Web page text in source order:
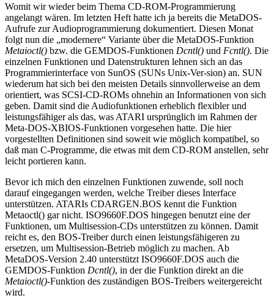
Womit wir wieder beim Thema CD-ROM-Programmierung
angelangt wären. Im letzten Heft hatte ich ja bereits die MetaDOS-
Aufrufe zur Audioprogrammierung dokumentiert. Diesen Monat
folgt nun die „modernere“ Variante über die MetaDOS-Funktion
Metaioctl() bzw. die GEMDOS-Funktionen Dcntl() und Fcntl(). Die
einzelnen Funktionen und Datenstrukturen lehnen sich an das
Programmierinterface von SunOS (SUNs Unix-Ver-sion) an. SUN
wiederum hat sich bei den meisten Details sinnvollerweise an dem
orientiert, was SCSI-CD-ROMs ohnehin an Informationen von sich
geben. Damit sind die Audiofunktionen erheblich flexibler und
leistungsfähiger als das, was ATARI ursprünglich im Rahmen der
Meta-DOS-XBIOS-Funktionen vorgesehen hatte. Die hier
vorgestellten Definitionen sind soweit wie möglich kompatibel, so
daß man C-Programme, die etwas mit dem CD-ROM anstellen, sehr
leicht portieren kann.
Bevor ich mich den einzelnen Funktionen zuwende, soll noch
darauf eingegangen werden, welche Treiber dieses Interface
unterstützen. ATARIs CDARGEN.BOS kennt die Funktion
Metaoctl() gar nicht. ISO9660F.DOS hingegen benutzt eine der
Funktionen, um Multisession-CDs unterstützen zu können. Damit
reicht es, den BOS-Treiber durch einen leistungsfähigeren zu
ersetzen, um Multisession-Betrieb möglich zu machen. Ab
MetaDOS-Version 2.40 unterstützt ISO9660F.DOS auch die
GEMDOS-Funktion Dcntl(), in der die Funktion direkt an die
Metaioctl()-Funktion des zuständigen BOS-Treibers weitergereicht
wird.